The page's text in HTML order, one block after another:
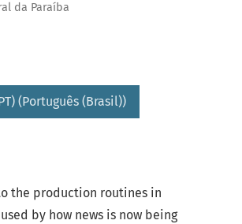
da Paraíba
(Português (Brasil))
the production routines in
by how news is now being